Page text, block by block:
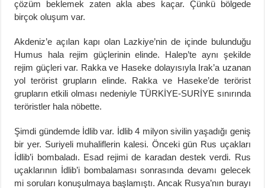
çözüm beklemek zaten akla abes kaçar. Çünkü bölgede
birçok oluşum var.
Akdeniz’e açılan kapı olan Lazkiye’nin de içinde bulunduğu
Humus hala rejim güçlerinin elinde. Halep’te aynı şekilde
rejim güçleri var. Rakka ve Haseke dolayısıyla Irak’a uzanan
yol terörist grupların elinde. Rakka ve Haseke’de terörist
grupların etkili olması nedeniyle TÜRKİYE-SURİYE sınırında
teröristler hala nöbette.
Şimdi gündemde İdlib var. İdlib 4 milyon sivilin yaşadığı geniş
bir yer. Suriyeli muhaliflerin kalesi. Önceki gün Rus uçakları
İdlib’i bombaladı. Esad rejimi de karadan destek verdi. Rus
uçaklarının İdlib’i bombalaması sonrasında devamı gelecek
mi soruları konuşulmaya başlamıştı. Ancak Rusya’nın burayı